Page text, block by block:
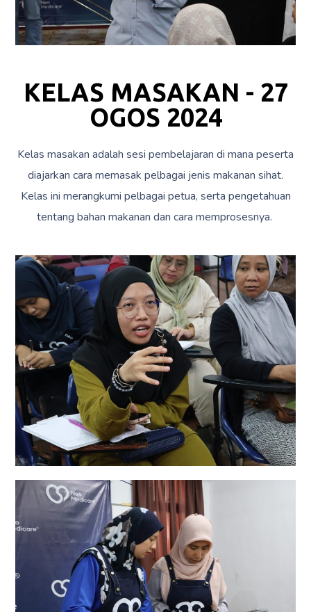
KELAS MASAKAN - 27
OGOS 2024
Kelas masakan adalah sesi pembelajaran di mana peserta
diajarkan cara memasak pelbagai jenis makanan sihat.
Kelas ini merangkumi pelbagai petua, serta pengetahuan
tentang bahan makanan dan cara memprosesnya.